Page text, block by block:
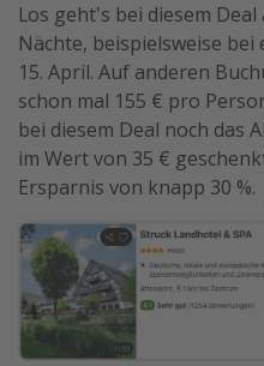
Los geht's bei diesem Deal
Nächte, beispielsweise
15. April. Auf anderen
schon mal 155 € pro
bei diesem Deal noch das
im Wert von 35 €
Ersparnis von knapp 30 %.